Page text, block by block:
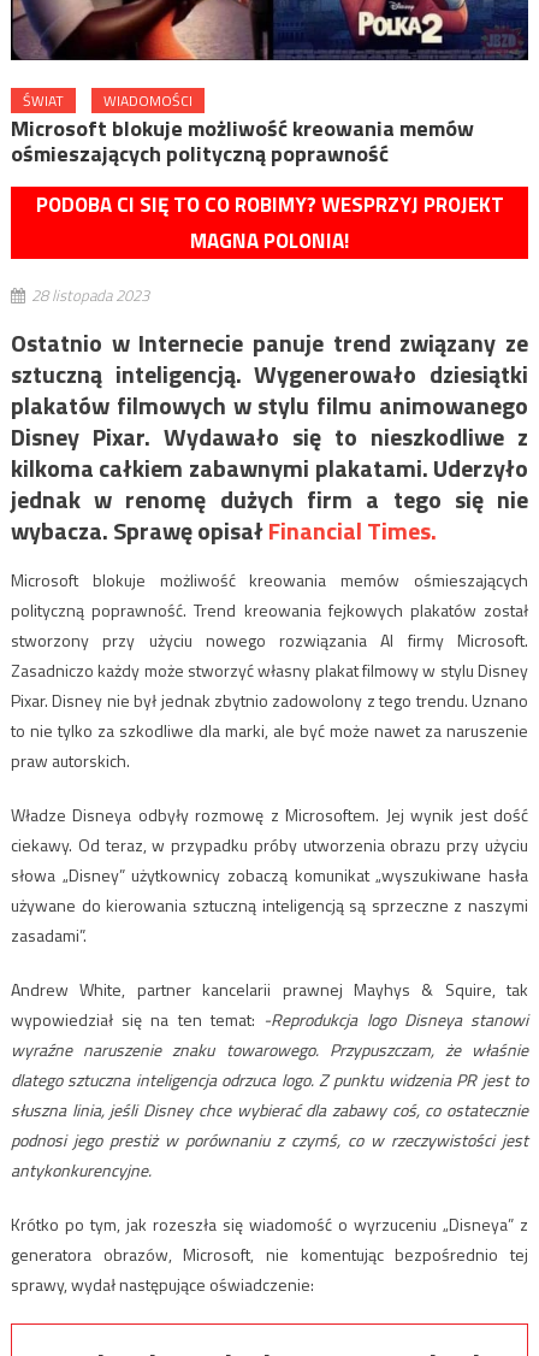
ŚWIAT WIADOMOŚCI
Microsoft blokuje możliwość kreowania memów
ośmieszających polityczną poprawność
PODOBA CI SIĘ TO CO ROBIMY? WESPRZYJ PROJEKT
MAGNA POLONIA!
28 listopada 2023
Ostatnio w Internecie panuje trend związany ze
sztuczną inteligencją. Wygenerowało dziesiątki
plakatów filmowych w stylu filmu animowanego
Disney Pixar. Wydawało się to nieszkodliwe z
kilkoma całkiem zabawnymi plakatami. Uderzyło
jednak w renomę dużych firm a tego się nie
wybacza. Sprawę opisałFinancial Times.
Microsoft blokuje możliwość kreowania memów ośmieszających
polityczną poprawność. Trend kreowania fejkowych plakatów został
stworzony przy użyciu nowego rozwiązania AI firmy Microsoft.
Zasadniczo każdy może stworzyć własny plakat filmowy w stylu Disney
Pixar. Disney nie był jednak zbytnio zadowolony z tego trendu. Uznano
to nie tylko za szkodliwe dla marki, ale być może nawet za naruszenie
praw autorskich.
Władze Disneya odbyły rozmowę z Microsoftem. Jej wynik jest dość
ciekawy. Od teraz, w przypadku próby utworzenia obrazu przy użyciu
słowa „Disney” użytkownicy zobaczą komunikat „wyszukiwane hasła
używane do kierowania sztuczną inteligencją są sprzeczne z naszymi
zasadami”.
Andrew White, partner kancelarii prawnej Mayhys & Squire, tak
wypowiedział się na ten temat: -Reprodukcja logo Disneya stanowi
wyraźne naruszenie znaku towarowego. Przypuszczam, że właśnie
dlatego sztuczna inteligencja odrzuca logo. Z punktu widzenia PR jest to
słuszna linia, jeśli Disney chce wybierać dla zabawy coś, co ostatecznie
podnosi jego prestiż w porównaniu z czymś, co w rzeczywistości jest
antykonkurencyjne.
Krótko po tym, jak rozeszła się wiadomość o wyrzuceniu „Disneya” z
generatora obrazów, Microsoft, nie komentując bezpośrednio tej
sprawy, wydał następujące oświadczenie: